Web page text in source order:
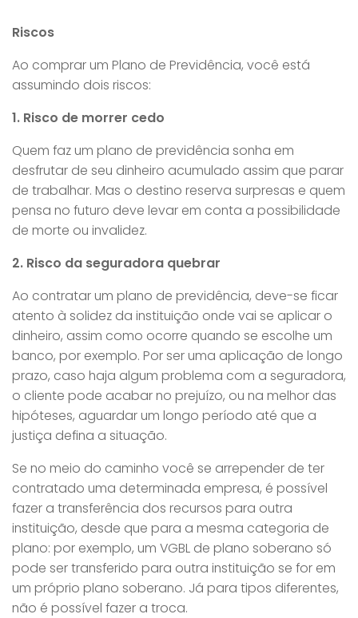
Riscos
Ao comprar um Plano de Previdência, você está
assumindo dois riscos:
1. Risco de morrer cedo
Quem faz um plano de previdência sonha em
desfrutar de seu dinheiro acumulado assim que parar
de trabalhar. Mas o destino reserva surpresas e quem
pensa no futuro deve levar em conta a possibilidade
de morte ou invalidez.
2. Risco da seguradora quebrar
Ao contratar um plano de previdência, deve-se ficar
atento à solidez da instituição onde vai se aplicar o
dinheiro, assim como ocorre quando se escolhe um
banco, por exemplo. Por ser uma aplicação de longo
prazo, caso haja algum problema com a seguradora,
o cliente pode acabar no prejuízo, ou na melhor das
hipóteses, aguardar um longo período até que a
justiça defina a situação.
Se no meio do caminho você se arrepender de ter
contratado uma determinada empresa, é possível
fazer a transferência dos recursos para outra
instituição, desde que para a mesma categoria de
plano: por exemplo, um VGBL de plano soberano só
pode ser transferido para outra instituição se for em
um próprio plano soberano. Já para tipos diferentes,
não é possível fazer a troca.